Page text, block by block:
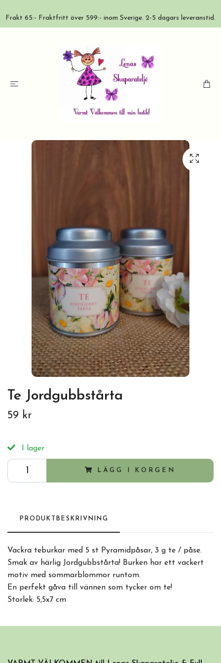
Frakt 65:- Fraktfritt över 599:- inom Sverige. 2-5 dagars leveranstid.
Te Jordgubbstårta
59 kr
I lager
LÄGG I KORGEN
PRODUKTBESKRIVNING
Vackra teburkar med 5 st Pyramidpåsar, 3 g te / påse.
Smak av härlig Jordgubbstårta! Burken har ett vackert
motiv med sommarblommor runtom.
En perfekt gåva till vännen som tycker om te!
Storlek: 5,5x7 cm